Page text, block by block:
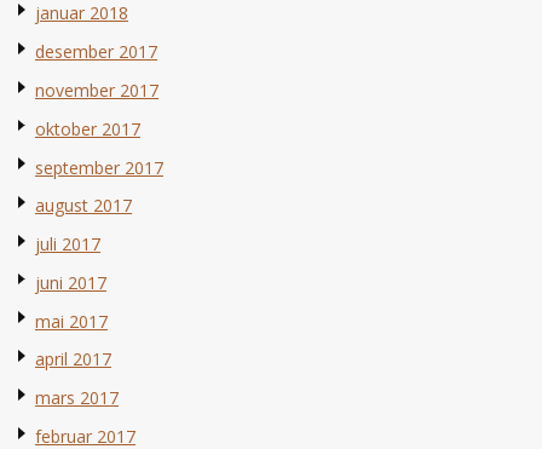
januar 2018
desember 2017
november 2017
oktober 2017
september 2017
august 2017
juli 2017
juni 2017
mai 2017
april 2017
mars 2017
februar 2017